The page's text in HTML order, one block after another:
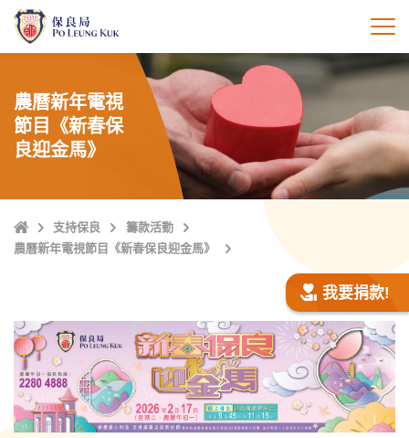
打
農曆新年電視
節目《新春保
良迎金馬》
主
頁
支持保良
籌款活動
農曆新年電視節目《新春保良迎金馬》
我要捐款!